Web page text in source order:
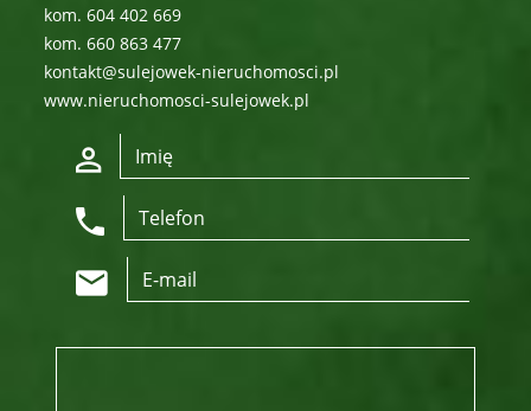
kom. 604 402 669
kom. 660 863 477
kontakt@sulejowek-nieruchomosci.pl
www.nieruchomosci-sulejowek.pl